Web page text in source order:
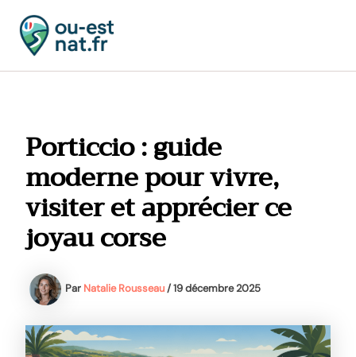
contenu
Porticcio : guide
moderne pour vivre,
visiter et apprécier ce
joyau corse
Par Natalie Rousseau/19 décembre 2025